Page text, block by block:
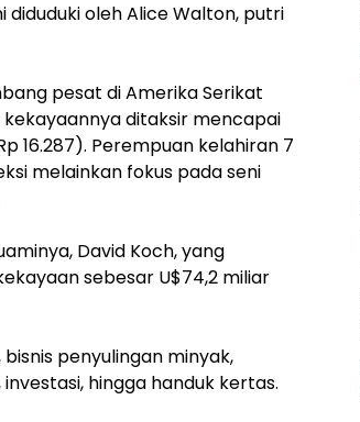
oleh Alice Walton, putri
pesat di Amerika Serikat
ditaksir mencapai
16.287). Perempuan kelahiran 7
melainkan fokus pada seni
David Koch, yang
sebesar U$74,2 miliar
penyulingan minyak,
hingga handuk kertas.